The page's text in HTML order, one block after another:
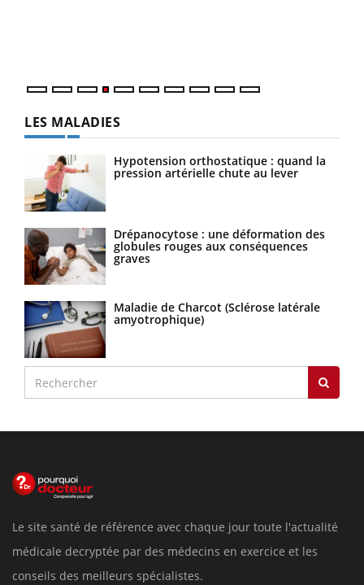
LES MALADIES
Hypotension orthostatique : quand la
pression artérielle chute au lever
Drépanocytose : une déformation des
globules rouges aux conséquences
graves
Maladie de Charcot (Sclérose latérale
amyotrophique)
Le site santé de référence avec chaque jour toute l'actualité
médicale decryptée par des médecins en exercice et les
conseils des meilleurs spécialistes.